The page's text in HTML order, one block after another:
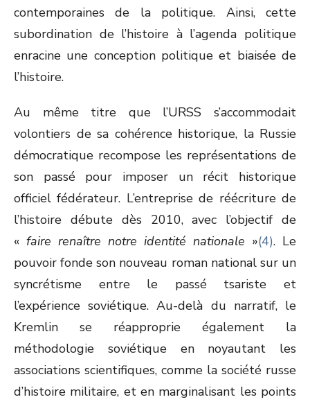
contemporaines de la politique. Ainsi, cette
subordination de l’histoire à l’agenda politique
enracine une conception politique et biaisée de
l’histoire.
Au même titre que l’URSS s’accommodait
volontiers de sa cohérence historique, la Russie
démocratique recompose les représentations de
son passé pour imposer un récit historique
officiel fédérateur. L’entreprise de réécriture de
l’histoire débute dès 2010, avec l’objectif de
« faire renaître notre identité nationale »(4). Le
pouvoir fonde son nouveau roman national sur un
syncrétisme entre le passé tsariste et
l’expérience soviétique. Au-delà du narratif, le
Kremlin se réapproprie également la
méthodologie soviétique en noyautant les
associations scientifiques, comme la société russe
d’histoire militaire, et en marginalisant les points